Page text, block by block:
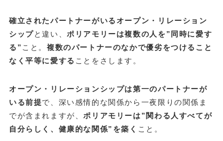
確立されたパートナーがいるオープン・リレーション
シップと違い、ポリアモリーは複数の人を”同時に愛す
る” こと。 複数のパートナーのなかで優劣をつけること
なく平等に愛する ことをさします。
オープン・リレーションシップは第一のパートナーが
いる前提で、深い感情的な関係から一夜限りの関係ま
でが含まれますが、ポリアモリーは”関わる人すべてが
自分らしく、健康的な関係”を築く こと。